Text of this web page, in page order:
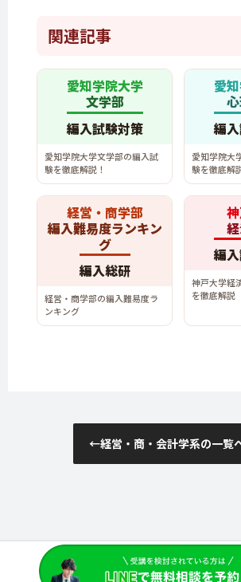
関連記事
愛知学院大学
文学部
編入試験対策
愛知学院大学文学部の編入試
験を徹底解説！
愛
編
愛知学院大
験を徹底解
経営・商学部
編入難易度ランキン
グ
編入総研
経営・商学部の編入難易度ラ
ンキング
編
神戸大学経
を徹底解説
←経営・商・会計学系の一覧